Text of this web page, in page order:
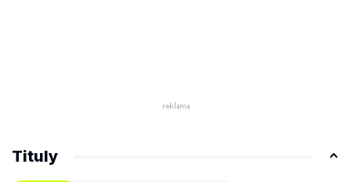
Tituly